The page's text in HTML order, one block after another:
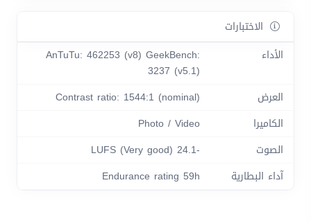
الاختبارات
الأداء
AnTuTu: 462253 (v8) GeekBench:
3237 (v5.1)
العرض
Contrast ratio: 1544:1 (nominal)
الكاميرا
Photo / Video
الصوت
-24.1 LUFS (Very good)
آداء البطارية
Endurance rating 59h